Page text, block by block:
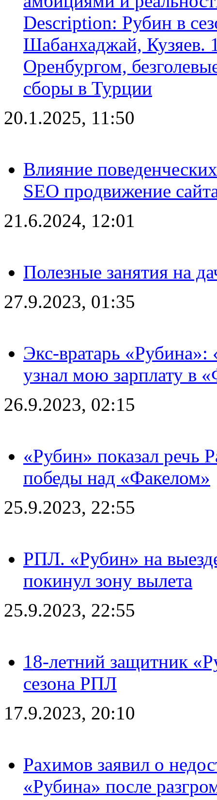
Description: Рубин в
Шабанхаджай, Кузяев.
Оренбургом,
сборы в Турции
20.1.2025, 11:50
Влияние
SEO продвижение
21.6.2024, 12:01
Полезные занятия на
27.9.2023, 01:35
Экс-вратарь «Рубина»:
узнал мою зарплату в
26.9.2023, 02:15
«Рубин» показал речь
победы над «Факелом»
25.9.2023, 22:55
РПЛ. «Рубин» на
покинул зону вылета
25.9.2023, 22:55
18-летний защитник
сезона РПЛ
17.9.2023, 20:10
Рахимов заявил о
«Рубина» после